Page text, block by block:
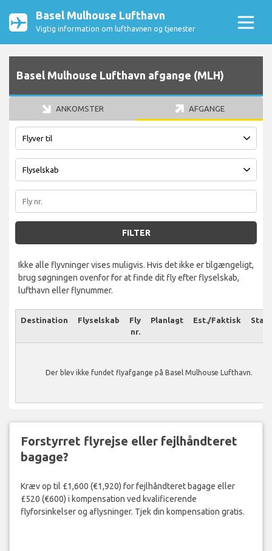
Basel Mulhouse Lufthavn
Vigtig information om lufthavnen og tjenester
Basel Mulhouse Lufthavn afgange (MLH)
ANKOMSTER AFGANGE
FILTER
Ikke alle flyvninger vises muligvis. Hvis det ikke er tilgængeligt,
brug søgningen ovenfor for at finde dit fly efter flyselskab,
lufthavn eller flynummer.
Destination Flyselskab
Fly
nr.
Planlagt Est./Faktisk
Der blev ikke fundet flyafgange på Basel Mulhouse Lufthavn.
Forstyrret flyrejse eller fejlhåndteret
bagage?
Kræv op til £1,600 (€1,920) for fejlhåndteret bagage eller
£520 (€600) i kompensation ved kvalificerende
flyforsinkelser og aflysninger. Tjek din kompensation gratis.